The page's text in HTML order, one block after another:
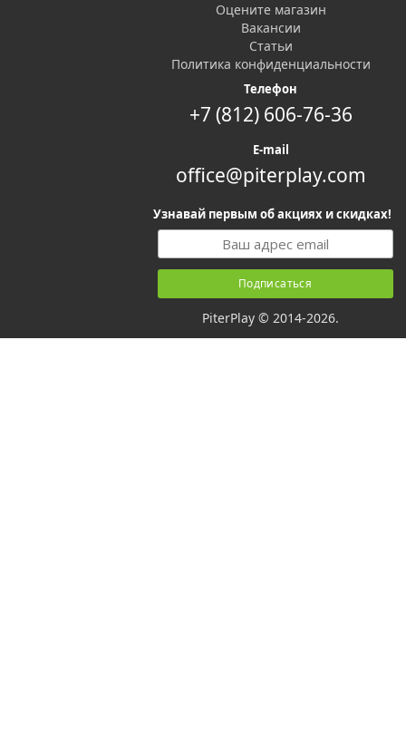
Оцените магазин
Вакансии
Статьи
Политика конфиденциальности
Телефон
+7 (812) 606-76-36
E-mail
office@piterplay.com
Узнавай первым об акциях и скидках!
PiterPlay © 2014-2026.